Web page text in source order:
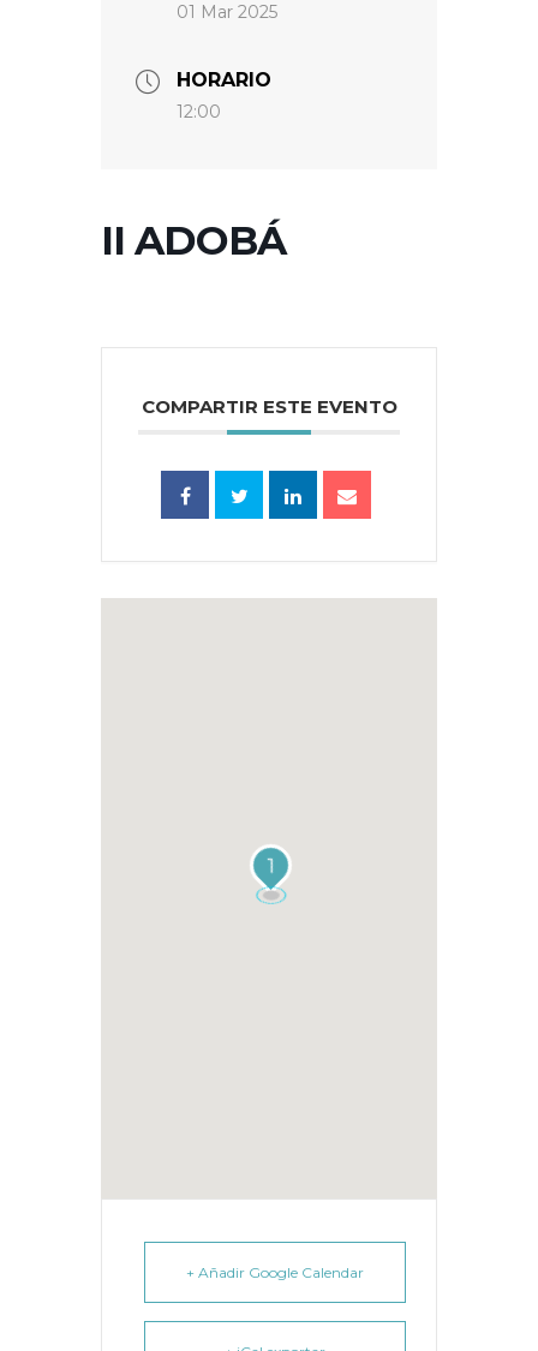
01 Mar 2025
HORARIO
12:00
II ADOBÁ
COMPARTIR ESTE EVENTO
1
+ Añadir Google Calendar